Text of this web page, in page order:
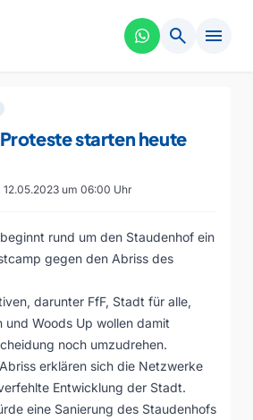
search menu
starten heute
um 06:00 Uhr
rund um den Staudenhof ein
gegen den Abriss des
darunter FfF, Stadt für alle,
und Woods Up wollen damit
noch umzudrehen.
erklären sich die Netzwerke
Entwicklung der Stadt.
eine Sanierung des Staudenhofs